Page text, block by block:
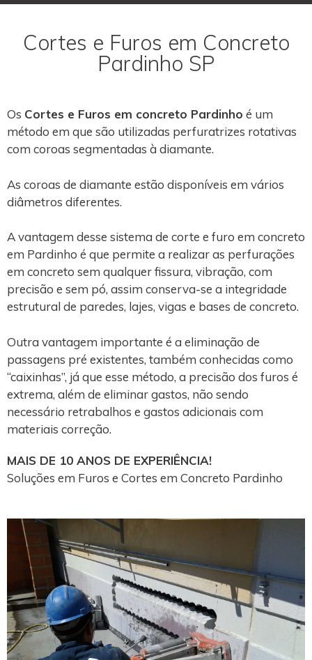
Cortes e Furos em Concreto
Pardinho SP
Os Cortes e Furos em concreto Pardinho é um
método em que são utilizadas perfuratrizes rotativas
com coroas segmentadas à diamante.
As coroas de diamante estão disponíveis em vários
diâmetros diferentes.
A vantagem desse sistema de corte e furo em concreto
em Pardinho é que permite a realizar as perfurações
em concreto sem qualquer fissura, vibração, com
precisão e sem pó, assim conserva-se a integridade
estrutural de paredes, lajes, vigas e bases de concreto.
Outra vantagem importante é a eliminação de
passagens pré existentes, também conhecidas como
“caixinhas”, já que esse método, a precisão dos furos é
extrema, além de eliminar gastos, não sendo
necessário retrabalhos e gastos adicionais com
materiais correção.
MAIS DE 10 ANOS DE EXPERIÊNCIA!
Soluções em Furos e Cortes em Concreto Pardinho